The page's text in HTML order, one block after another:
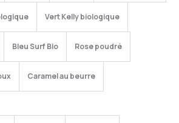
Vert Kelly biologique
Bleu Surf Bio Rose poudré
Caramel au beurre